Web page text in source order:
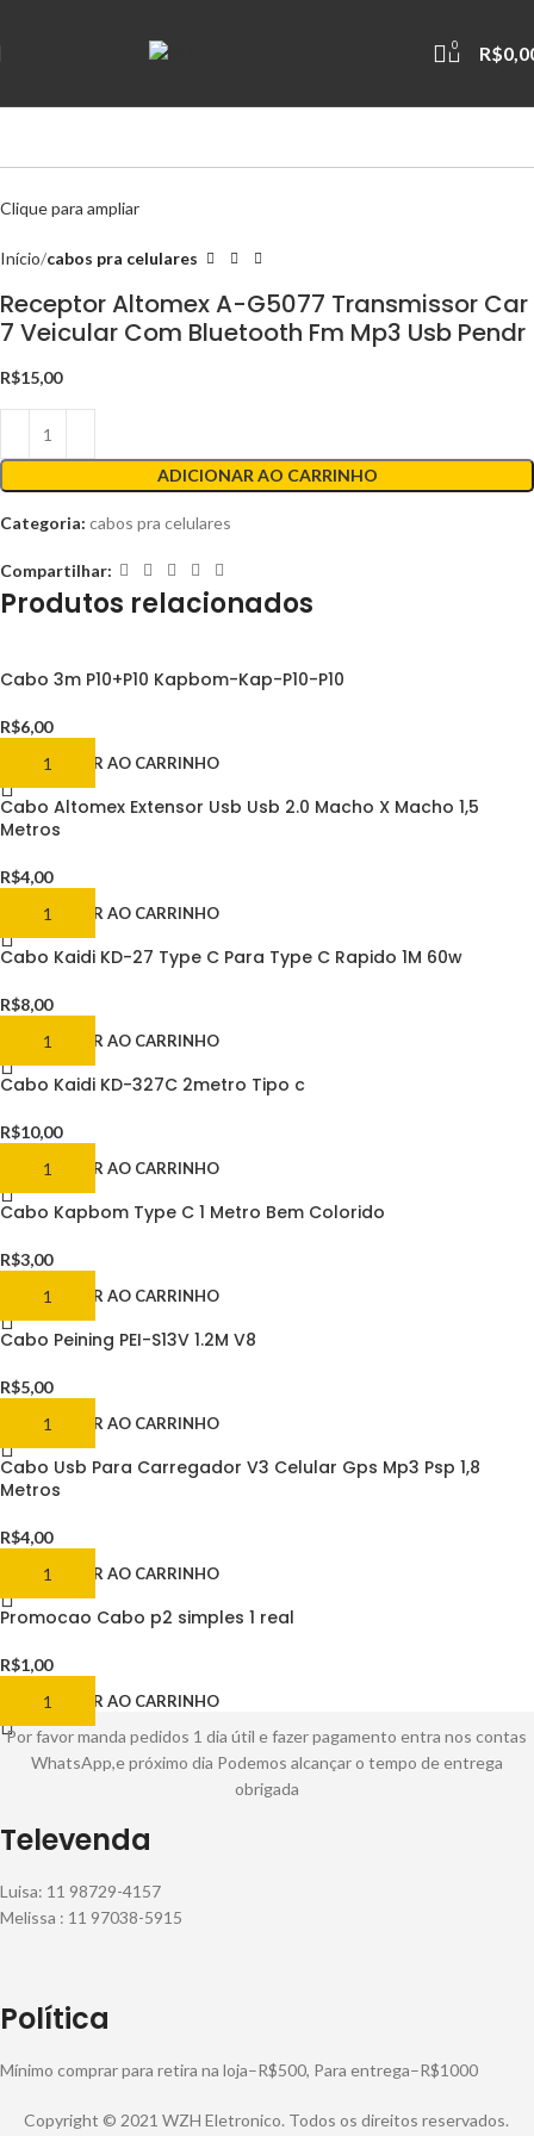
0 R$
Clique para ampliar
Início cabos pra celulares
Receptor Altomex A-G5077 Transmissor Car
7 Veicular Com Bluetooth Fm Mp3 Usb Pendr
R$15,00
ADICIONAR AO CARRINHO
Categoria: cabos pra celulares
Compartilhar:
Produtos relacionados
Cabo 3m P10+P10 Kapbom-Kap-P10-P10
R$6,00
ADICIONAR AO CARRINHO
Cabo Altomex Extensor Usb Usb 2.0 Macho X Macho 1,5
Metros
R$4,00
ADICIONAR AO CARRINHO
Cabo Kaidi KD-27 Type C Para Type C Rapido 1M 60w
R$8,00
ADICIONAR AO CARRINHO
Cabo Kaidi KD-327C 2metro Tipo c
R$10,00
ADICIONAR AO CARRINHO
Cabo Kapbom Type C 1 Metro Bem Colorido
R$3,00
ADICIONAR AO CARRINHO
Cabo Peining PEI-S13V 1.2M V8
R$5,00
ADICIONAR AO CARRINHO
Cabo Usb Para Carregador V3 Celular Gps Mp3 Psp 1,8
Metros
R$4,00
ADICIONAR AO CARRINHO
Promocao Cabo p2 simples 1 real
R$1,00
ADICIONAR AO CARRINHO
Por favor manda pedidos 1 dia útil e fazer pagamento entra nos contas
WhatsApp,e próximo dia Podemos alcançar o tempo de entrega
obrigada
Televenda
Luisa: 11 98729-4157
Melissa : 11 97038-5915
Política
Mínimo comprar para retira na loja–R$500, Para entrega–R$1000
Copyright © 2021 WZH Eletronico. Todos os direitos reservados.